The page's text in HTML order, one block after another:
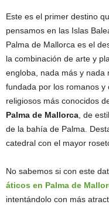
Este es el primer destino
pensamos en las Islas
Palma de Mallorca es el
la combinación de arte y
engloba, nada más y nada
fundada por los romanos y
religiosos más conocidos
Palma de Mallorca , de
de la bahía de Palma.
catedral con el mayor
No sabemos si con este
áticos en Palma de
intentándolo con más